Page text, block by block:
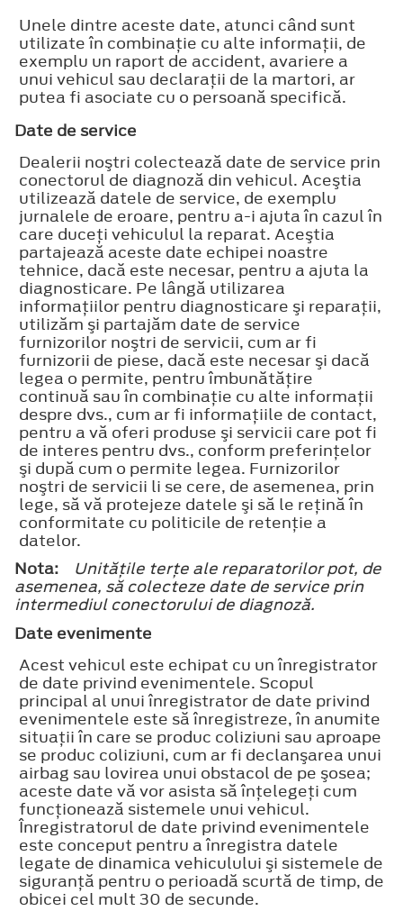
Unele dintre aceste date, atunci când sunt
utilizate în combinaţie cu alte informaţii, de
exemplu un raport de accident, avariere a
unui vehicul sau declaraţii de la martori, ar
putea fi asociate cu o persoană specifică.
Date de service
Dealerii noştri colectează date de service prin
conectorul de diagnoză din vehicul. Aceştia
utilizează datele de service, de exemplu
jurnalele de eroare, pentru a-i ajuta în cazul în
care duceţi vehiculul la reparat. Aceştia
partajează aceste date echipei noastre
tehnice, dacă este necesar, pentru a ajuta la
diagnosticare. Pe lângă utilizarea
informaţiilor pentru diagnosticare şi reparaţii,
utilizăm şi partajăm date de service
furnizorilor noştri de servicii, cum ar fi
furnizorii de piese, dacă este necesar şi dacă
legea o permite, pentru îmbunătăţire
continuă sau în combinaţie cu alte informaţii
despre dvs., cum ar fi informaţiile de contact,
pentru a vă oferi produse şi servicii care pot fi
de interes pentru dvs., conform preferinţelor
şi după cum o permite legea. Furnizorilor
noştri de servicii li se cere, de asemenea, prin
lege, să vă protejeze datele şi să le reţină în
conformitate cu politicile de retenţie a
datelor.
Nota:
Unităţile terţe ale reparatorilor pot, de
asemenea, să colecteze date de service prin
intermediul conectorului de diagnoză.
Date evenimente
Acest vehicul este echipat cu un înregistrator
de date privind evenimentele. Scopul
principal al unui înregistrator de date privind
evenimentele este să înregistreze, în anumite
situaţii în care se produc coliziuni sau aproape
se produc coliziuni, cum ar fi declanşarea unui
airbag sau lovirea unui obstacol de pe şosea;
aceste date vă vor asista să înţelegeţi cum
funcţionează sistemele unui vehicul.
Înregistratorul de date privind evenimentele
este conceput pentru a înregistra datele
legate de dinamica vehiculului şi sistemele de
siguranţă pentru o perioadă scurtă de timp, de
obicei cel mult 30 de secunde.